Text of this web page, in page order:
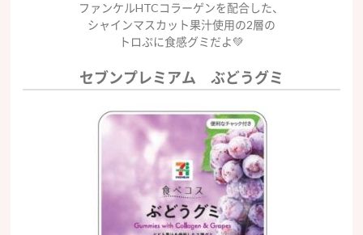
ファンケルHTCコラーゲンを配合した、
シャインマスカット果汁使用の2層の
トロぷに食感グミだよ💚
セブンプレミアム ぶどうグミ